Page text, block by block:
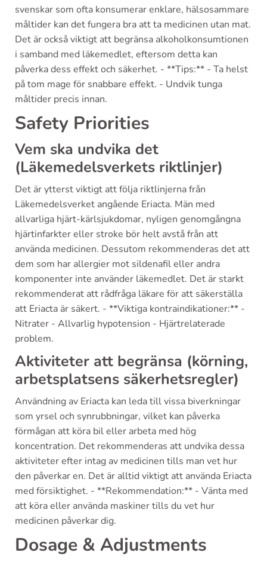
svenskar som ofta konsumerar enklare, hälsosammare
måltider kan det fungera bra att ta medicinen utan mat.
Det är också viktigt att begränsa alkoholkonsumtionen
i samband med läkemedlet, eftersom detta kan
påverka dess effekt och säkerhet. - **Tips:** - Ta helst
på tom mage för snabbare effekt. - Undvik tunga
måltider precis innan.
Safety Priorities
Vem ska undvika det
(Läkemedelsverkets riktlinjer)
Det är ytterst viktigt att följa riktlinjerna från
Läkemedelsverket angående Eriacta. Män med
allvarliga hjärt-kärlsjukdomar, nyligen genomgångna
hjärtinfarkter eller stroke bör helt avstå från att
använda medicinen. Dessutom rekommenderas det att
dem som har allergier mot sildenafil eller andra
komponenter inte använder läkemedlet. Det är starkt
rekommenderat att rådfråga läkare för att säkerställa
att Eriacta är säkert. - **Viktiga kontraindikationer:** -
Nitrater - Allvarlig hypotension - Hjärtrelaterade
problem.
Aktiviteter att begränsa (körning,
arbetsplatsens säkerhetsregler)
Användning av Eriacta kan leda till vissa biverkningar
som yrsel och synrubbningar, vilket kan påverka
förmågan att köra bil eller arbeta med hög
koncentration. Det rekommenderas att undvika dessa
aktiviteter efter intag av medicinen tills man vet hur
den påverkar en. Det är alltid viktigt att använda Eriacta
med försiktighet. - **Rekommendation:** - Vänta med
att köra eller använda maskiner tills du vet hur
medicinen påverkar dig.
Dosage & Adjustments